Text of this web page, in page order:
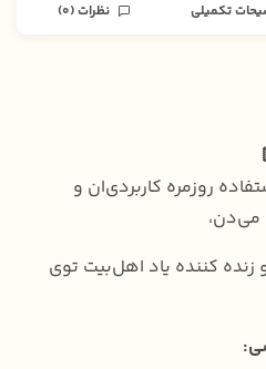
تکمیلی نظرات (0)
روزمره کاربردی‌ان و
کننده یاد اهل‌بیت توی